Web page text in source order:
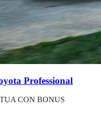
Professional
CON BONUS